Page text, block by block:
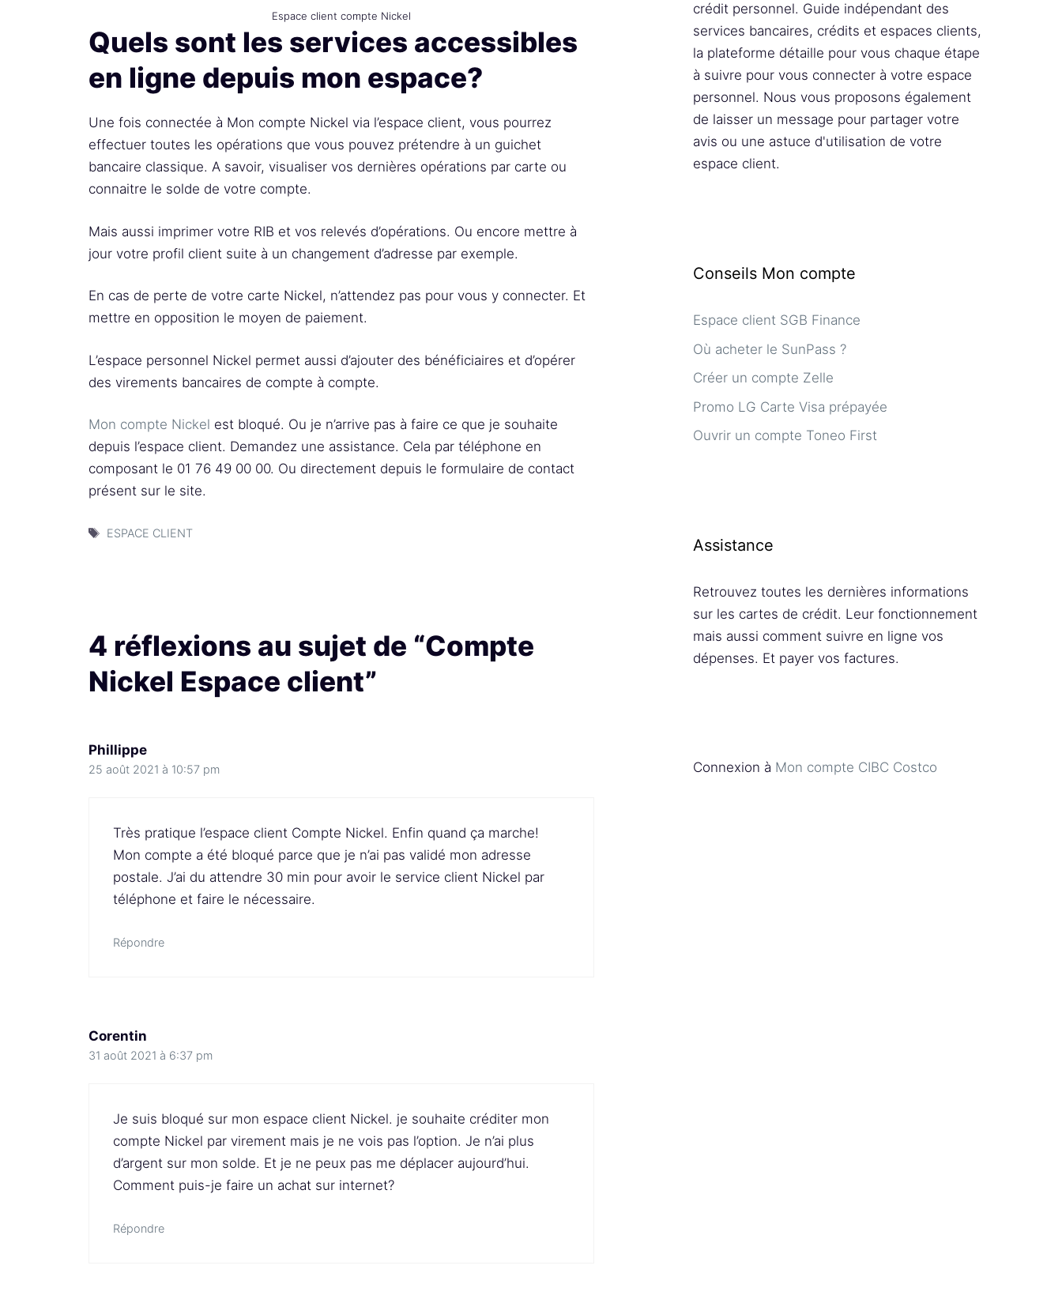
Espace client compte Nickel
Quels sont les services accessibles
en ligne depuis mon espace?
Une fois connectée à Mon compte Nickel via l’espace client, vous pourrez
effectuer toutes les opérations que vous pouvez prétendre à un guichet
bancaire classique. A savoir, visualiser vos dernières opérations par carte ou
connaitre le solde de votre compte.
Mais aussi imprimer votre RIB et vos relevés d’opérations. Ou encore mettre à
jour votre profil client suite à un changement d’adresse par exemple.
En cas de perte de votre carte Nickel, n’attendez pas pour vous y connecter. Et
mettre en opposition le moyen de paiement.
L’espace personnel Nickel permet aussi d’ajouter des bénéficiaires et d’opérer
des virements bancaires de compte à compte.
Mon compte Nickel est bloqué. Ou je n’arrive pas à faire ce que je souhaite
depuis l’espace client. Demandez une assistance. Cela par téléphone en
composant le 01 76 49 00 00. Ou directement depuis le formulaire de contact
présent sur le site.
Étiquettes
ESPACE CLIENT
4 réflexions au sujet de “Compte
Nickel Espace client”
Phillippe
25 août 2021 à 10:57 pm
Très pratique l’espace client Compte Nickel. Enfin quand ça marche!
Mon compte a été bloqué parce que je n’ai pas validé mon adresse
postale. J’ai du attendre 30 min pour avoir le service client Nickel par
téléphone et faire le nécessaire.
Répondre
Corentin
31 août 2021 à 6:37 pm
Je suis bloqué sur mon espace client Nickel. je souhaite créditer mon
compte Nickel par virement mais je ne vois pas l’option. Je n’ai plus
d’argent sur mon solde. Et je ne peux pas me déplacer aujourd’hui.
Comment puis-je faire un achat sur internet?
Répondre
crédit personnel. Guide indépendant des
services bancaires, crédits et espaces clients,
la plateforme détaille pour vous chaque étape
à suivre pour vous connecter à votre espace
personnel. Nous vous proposons également
de laisser un message pour partager votre
avis ou une astuce d'utilisation de votre
espace client.
Conseils Mon compte
Espace client SGB Finance
Où acheter le SunPass ?
Créer un compte Zelle
Promo LG Carte Visa prépayée
Ouvrir un compte Toneo First
Assistance
Retrouvez toutes les dernières informations
sur les cartes de crédit. Leur fonctionnement
mais aussi comment suivre en ligne vos
dépenses. Et payer vos factures.
Connexion à Mon compte CIBC Costco